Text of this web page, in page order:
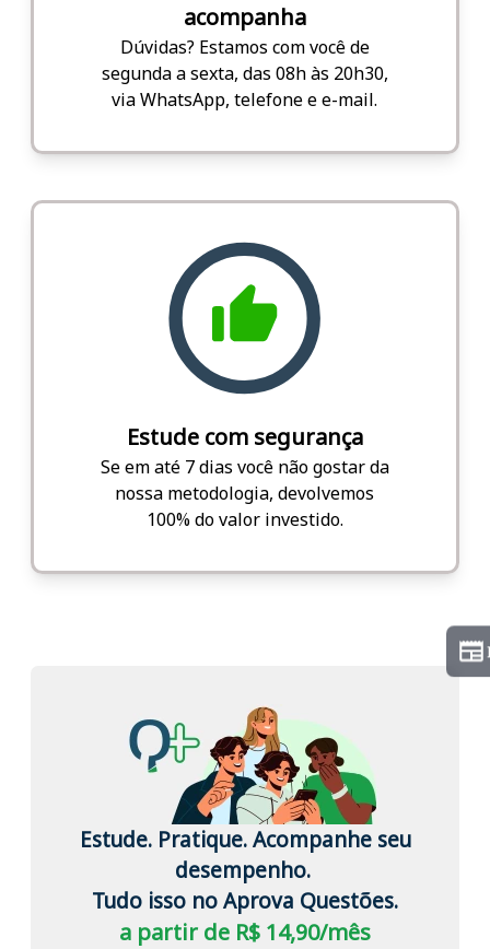
acompanha
Dúvidas? Estamos com você de
segunda a sexta, das 08h às 20h30,
via WhatsApp, telefone e e-mail.
Estude com segurança
Se em até 7 dias você não gostar da
nossa metodologia, devolvemos
100% do valor investido.
Estude. Pratique. Acompanhe seu
desempenho.
Tudo isso no Aprova Questões.
a partir de R$ 14,90/mês